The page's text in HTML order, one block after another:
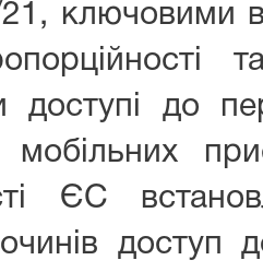
21, ключовими
доступі до
мобільних
ЄС
доступ